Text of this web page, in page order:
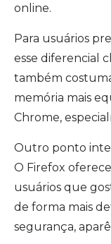
online.
Para usuários
esse diferencial
também
memória mais
Chrome,
Outro ponto
O Firefox
usuários que
de forma mais
segurança,